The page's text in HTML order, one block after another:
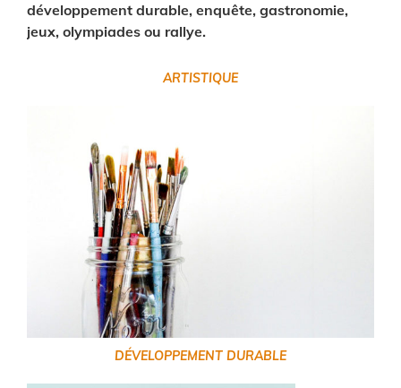
développement durable, enquête, gastronomie,
jeux, olympiades ou rallye.
ARTISTIQUE
DÉVELOPPEMENT DURABLE